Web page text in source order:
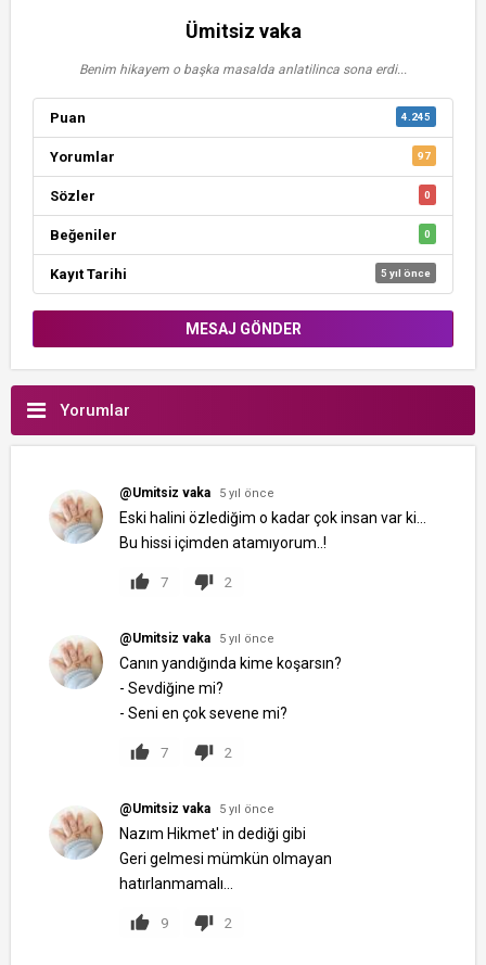
Ümitsiz vaka
Benim hikayem o başka masalda anlatilinca sona erdi...
4.245
Puan
97
Yorumlar
0
Sözler
0
Beğeniler
5 yıl önce
Kayıt Tarihi
MESAJ GÖNDER
Yorumlar
@Umitsiz vaka 5 yıl önce
Eski halini özlediğim o kadar çok insan var ki...
Bu hissi içimden atamıyorum..!
7 2
@Umitsiz vaka 5 yıl önce
Canın yandığında kime koşarsın?
- Sevdiğine mi?
- Seni en çok sevene mi?
7 2
@Umitsiz vaka 5 yıl önce
Nazım Hikmet' in dediği gibi
Geri gelmesi mümkün olmayan
hatırlanmamalı...
9 2